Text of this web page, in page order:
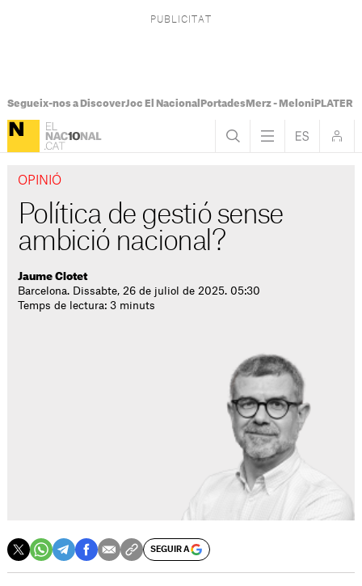
Segueix-nos a DiscoverJoc El Nacional PortadesMerz - Meloni PLATER
OPINIÓ
Política de gestió sense
ambició nacional?
Jaume Clotet
Barcelona. Dissabte, 26 de juliol de 2025. 05:30
Temps de lectura: 3 minuts
SEGUIR A